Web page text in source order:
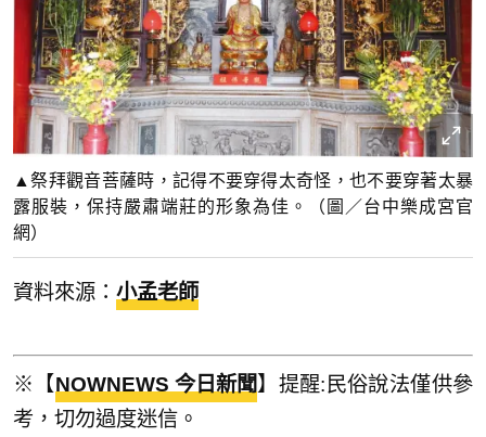
▲祭拜觀音菩薩時，記得不要穿得太奇怪，也不要穿著太暴
露服裝，保持嚴肅端莊的形象為佳。（圖／台中樂成宮官
網）
資料來源： 小孟老師
※【NOWNEWS 今日新聞】提醒:民俗說法僅供參
考，切勿過度迷信。